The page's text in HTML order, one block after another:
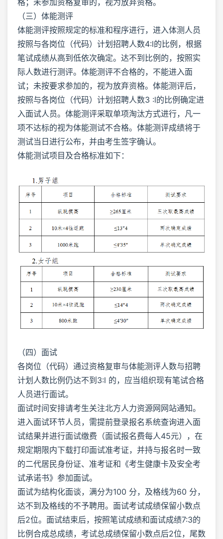
（三）体能测评
体能测评按照规定的标准和程序进行，进入体测人员
按照与各岗位（代码）计划招聘人数4:l的比例，根据
笔试成绩从高到低依次确定。达不到比例的，按照实
际人数进行测评。体能测评不合格的，不能进入面
试；未按要求参加的，视为放弃资格。体能测评后，
按照与各岗位（代码）计划招聘人数3 :l的比例确定进
入面试人员。体能测评采取单项淘汰方式进行，凡一
项不达标的视为体能测试不合格。体能测评成绩将于
测试当日进行公布，并由考生签字确认。
体能测试项目及合格标准如下：
（四）面试
各岗位（代码）通过资格复审与体能测评人数与招聘
计划人数比例仍达不到3:l 的，应当组织现有笔试合格
人员进行面试。
面试时间安排请考生关注北方人力资源网网站通知。
进入面试环节人员，需提前登录报名系统查询进入面
试结果并进行面试缴费（面试报名费每人45元），在
规定期限内下载打印面试准考证，并持与报名时一致
的二代居民身份证、准考证和《考生健康卡及安全考
试承诺书》参加面试。
面试为结构化面谈，满分为100 分，及格线为60 分，
达不到及格线的不予聘用。面试考试成绩保留小数点
后2位。面试结束后，按照笔试成绩和面试成绩7:3的
比例合成总成绩，考试总成绩保留小数点后2位，尾数